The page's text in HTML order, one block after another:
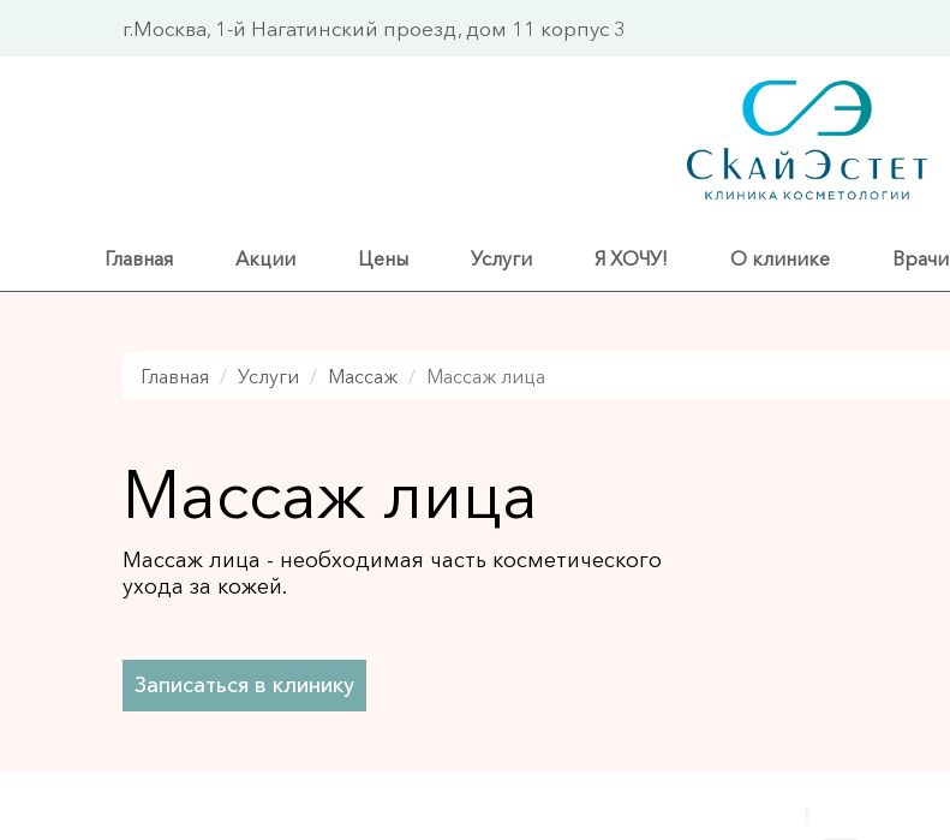
г.Москва, 1-й Нагатинский проезд, дом 11 корпус 3
Главная Акции Цены Услуги Я ХОЧУ! О клинике Врачи
Главная Услуги Массаж Массаж лица
Массаж лица
Массаж лица - необходимая часть косметического
ухода за кожей.
Записаться в клинику